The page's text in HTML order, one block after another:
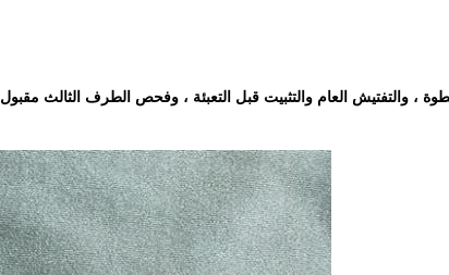
والتفتيش العام والتثبيت قبل التعبئة ، وفحص الطرف الثالث مقبول